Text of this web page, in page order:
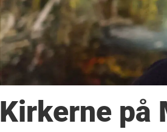
Kirkerne på